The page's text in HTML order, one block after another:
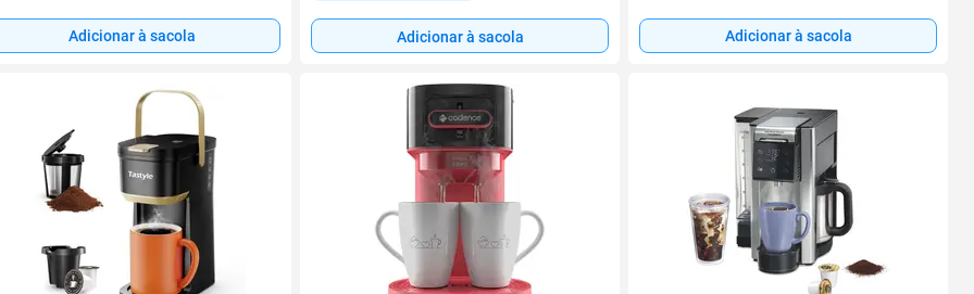
Adicionar à sacola Adicionar à sacola Adicionar à sacola